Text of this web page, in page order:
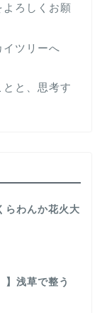
よろしくお願
イツリーへ
と、思考す
らわんか花火大
】浅草で整う